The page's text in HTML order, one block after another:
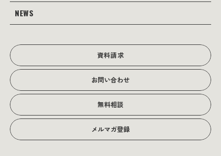
Web広告･SEO対策
グラフィック
当社の強み
理念・経営戦略
会社沿革
JOTOブログ
NEWS
資料請求
お問い合わせ
無料相談
メルマガ登録